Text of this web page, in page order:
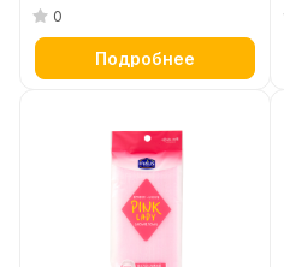
"Inaus" (мягкая) размер:
24 х 95 см
0
Подробнее